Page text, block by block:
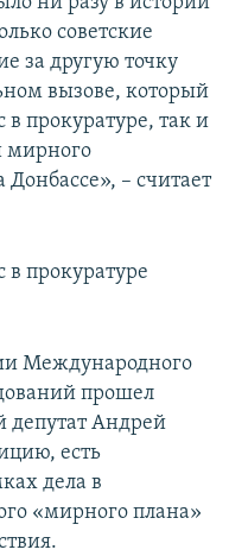
советские
за другую точку
вызове, который
прокуратуре, так и
мирного
– считает
в прокуратуре
Международного
прошел
депутат Андрей
есть
дела в
«мирного плана»